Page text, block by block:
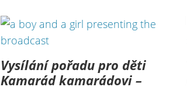
Vysílání pořadu pro děti
Kamarád kamarádovi –